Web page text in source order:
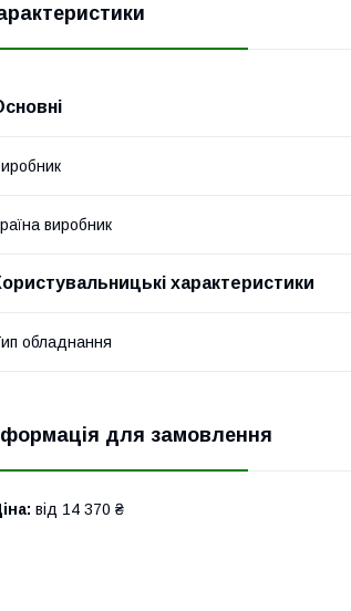
виробник
характеристики
обладнання
для замовлення
від 14 370 ₴